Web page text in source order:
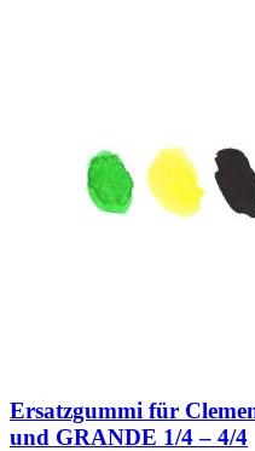
Ersatzgummi für
und GRANDE 1/4 – 4/4